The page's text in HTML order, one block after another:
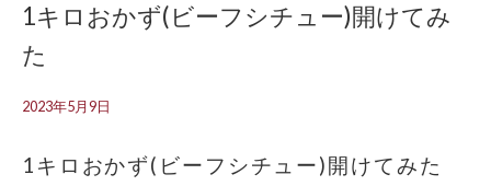
1キロおかず(ビーフシチュー)開けてみ
た
2023年5月9日
1キロおかず(ビーフシチュー)開けてみた